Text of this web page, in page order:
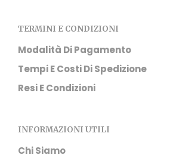
TERMINI E CONDIZIONI
Modalità Di Pagamento
Tempi E Costi Di Spedizione
Resi E Condizioni
INFORMAZIONI UTILI
Chi Siamo